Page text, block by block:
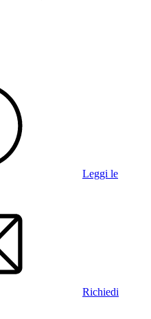
Leggi le
Richiedi